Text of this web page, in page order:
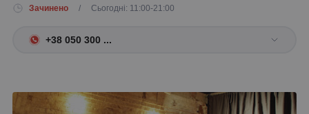
Зачинено
/ Сьогодні: 11:00-21:00
+38 050 300 ...